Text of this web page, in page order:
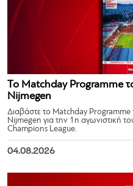
Το Matchday Programme
Nijmegen
Διαβάστε το Matchday
Nijmegen για την 1η αγωνιστική
Champions League.
04.08.2026